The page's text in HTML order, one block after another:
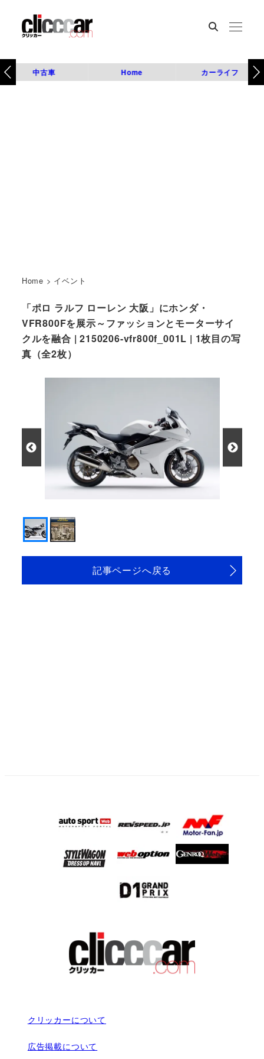
中古車 Home カーライフ
Home > イベント
「ポロ ラルフ ローレン 大阪」にホンダ・
VFR800Fを展示～ファッションとモーターサイ
クルを融合 | 2150206-vfr800f_001L | 1枚目の写
真（全2枚）
記事ページへ戻る
クリッカーについて
広告掲載について